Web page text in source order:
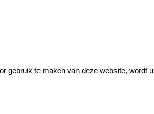
gebruik te maken van deze website, wordt u